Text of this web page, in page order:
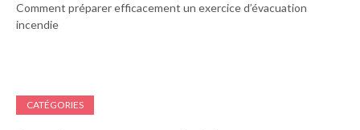
Comment préparer efficacement un exercice d’évacuation
incendie
CATÉGORIES